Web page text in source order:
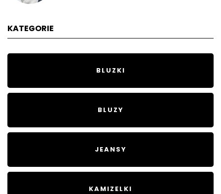
KATEGORIE
BLUZKI
BLUZY
JEANSY
KAMIZELKI